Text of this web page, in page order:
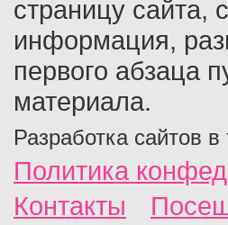
страницу сайта,
информация,
первого абзаца
материала.
Разработка сайтов в
Политика
Контакты